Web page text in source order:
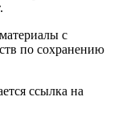
с
по сохранению
ссылка на